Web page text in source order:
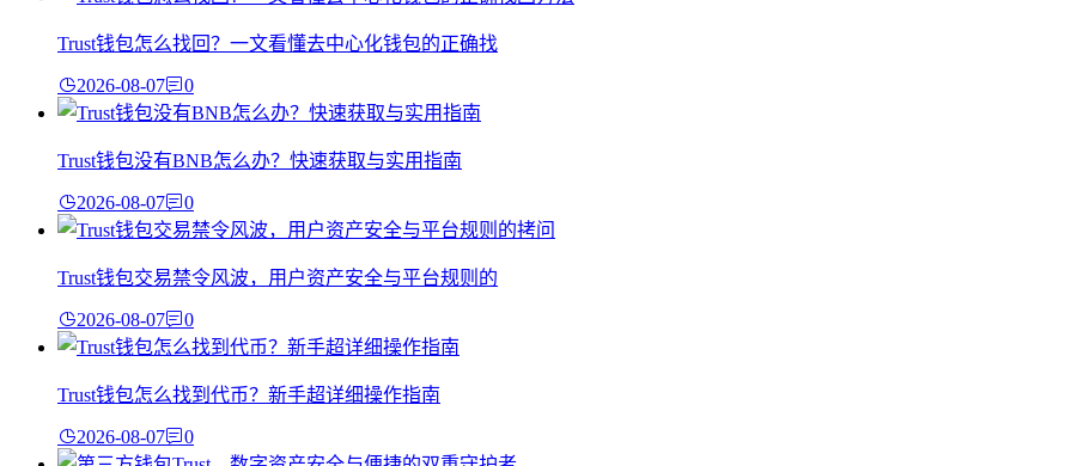
Trust钱包怎么找回？一文看懂去中心化钱包的正确找
2026-08-07 0
Trust钱包没有BNB怎么办？快速获取与实用指南
2026-08-07 0
Trust钱包交易禁令风波，用户资产安全与平台规则的
2026-08-07 0
Trust钱包怎么找到代币？新手超详细操作指南
2026-08-07 0